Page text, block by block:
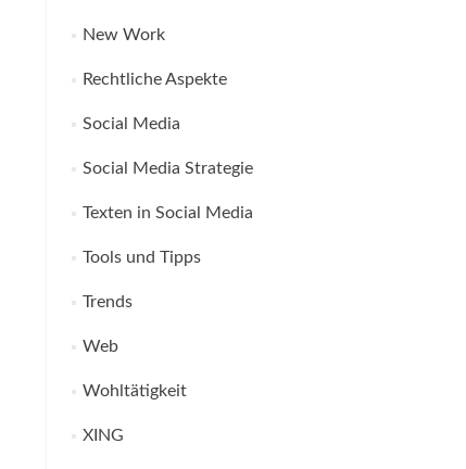
New Work
Rechtliche Aspekte
Social Media
Social Media Strategie
Texten in Social Media
Tools und Tipps
Trends
Web
Wohltätigkeit
XING